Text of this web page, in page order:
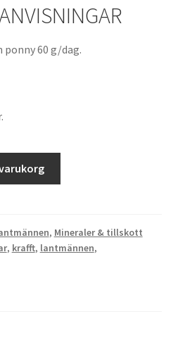
ponny 60 g/dag.
, Mineraler & tillskott
, krafft, lantmännen,